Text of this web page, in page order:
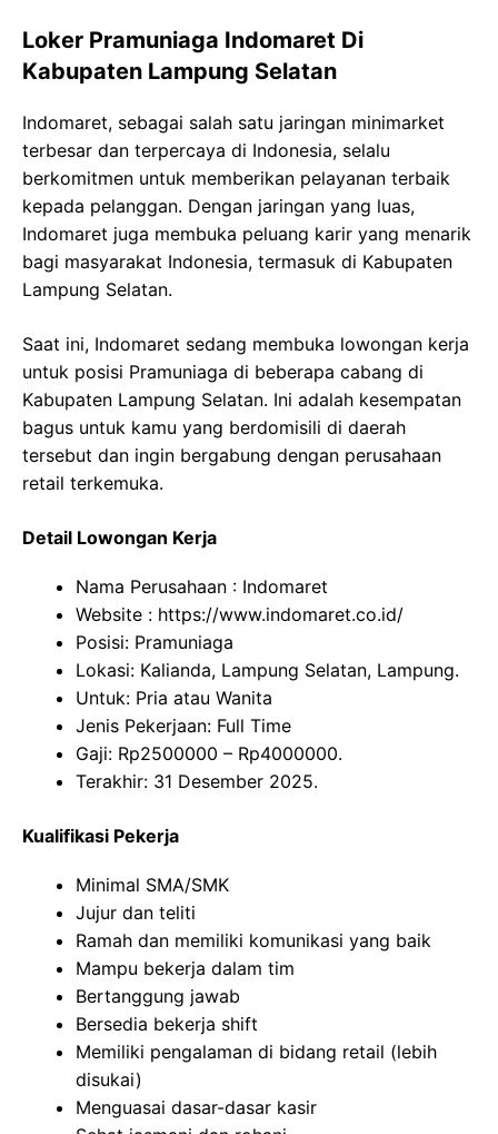
Loker Pramuniaga Indomaret Di
Kabupaten Lampung Selatan
Indomaret, sebagai salah satu jaringan minimarket
terbesar dan terpercaya di Indonesia, selalu
berkomitmen untuk memberikan pelayanan terbaik
kepada pelanggan. Dengan jaringan yang luas,
Indomaret juga membuka peluang karir yang menarik
bagi masyarakat Indonesia, termasuk di Kabupaten
Lampung Selatan.
Saat ini, Indomaret sedang membuka lowongan kerja
untuk posisi Pramuniaga di beberapa cabang di
Kabupaten Lampung Selatan. Ini adalah kesempatan
bagus untuk kamu yang berdomisili di daerah
tersebut dan ingin bergabung dengan perusahaan
retail terkemuka.
Detail Lowongan Kerja
Nama Perusahaan : Indomaret
Website : https://www.indomaret.co.id/
Posisi: Pramuniaga
Lokasi: Kalianda, Lampung Selatan, Lampung.
Untuk: Pria atau Wanita
Jenis Pekerjaan: Full Time
Gaji: Rp2500000 – Rp4000000.
Terakhir: 31 Desember 2025.
Kualifikasi Pekerja
Minimal SMA/SMK
Jujur dan teliti
Ramah dan memiliki komunikasi yang baik
Mampu bekerja dalam tim
Bertanggung jawab
Bersedia bekerja shift
Memiliki pengalaman di bidang retail (lebih
disukai)
Menguasai dasar-dasar kasir